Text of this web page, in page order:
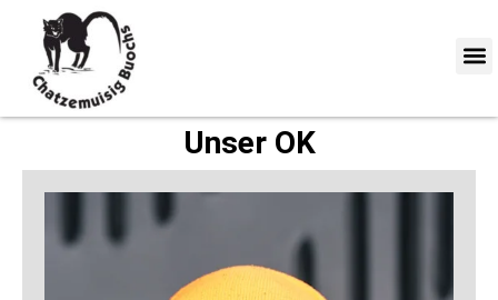
Unser OK